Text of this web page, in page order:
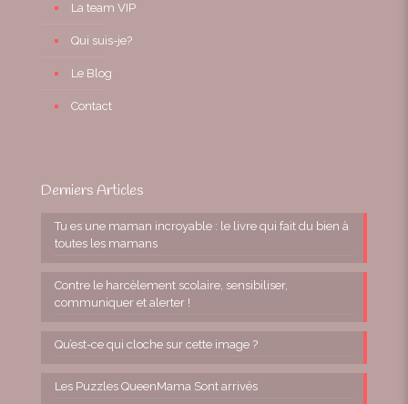
La team VIP
Qui suis-je?
Le Blog
Contact
Derniers Articles
Tu es une maman incroyable : le livre qui fait du bien à
toutes les mamans
Contre le harcèlement scolaire, sensibiliser,
communiquer et alerter !
Qu’est-ce qui cloche sur cette image ?
Les Puzzles QueenMama Sont arrivés